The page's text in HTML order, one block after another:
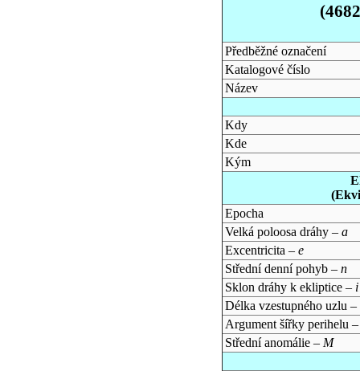
Předběžné označení
Katalogové číslo
Název
Kdy
Kde
Kým
Epocha
Velká poloosa dráhy – a
Excentricita – e
Střední denní pohyb – n
Sklon dráhy k ekliptice – i
Délka vzestupného uzlu –
Argument šířky perihelu
Střední anomálie – M